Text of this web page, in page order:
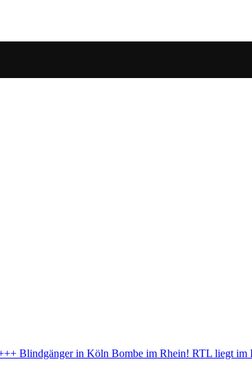
Bombe im Rhein! RTL liegt im Evakuierungsbereich